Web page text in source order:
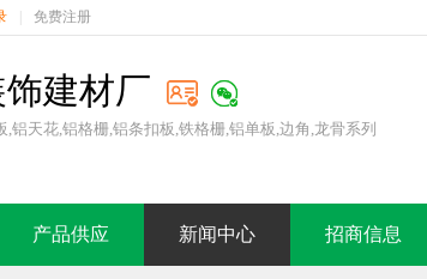
免费注册
建材厂
,铝天花,铝格栅,铝条扣板,铁格栅,铝单板,边角,龙骨系列
产品供应 新闻中心 招商信息